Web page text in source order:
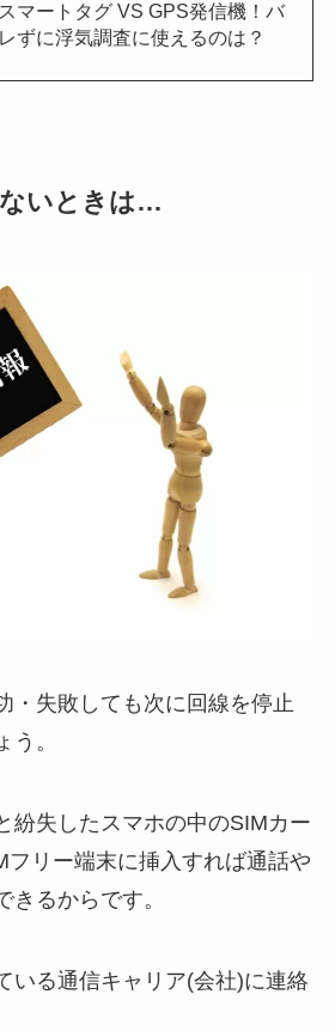
スマートタグ VS GPS発信機！バ
レずに浮気調査に使えるのは？
いときは…
・失敗しても次に回線を停止
。
紛失したスマホの中のSIMカー
フリー端末に挿入すれば通話や
きるからです。
いる通信キャリア(会社)に連絡